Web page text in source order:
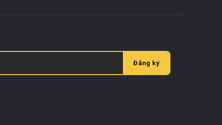
Đăng ký